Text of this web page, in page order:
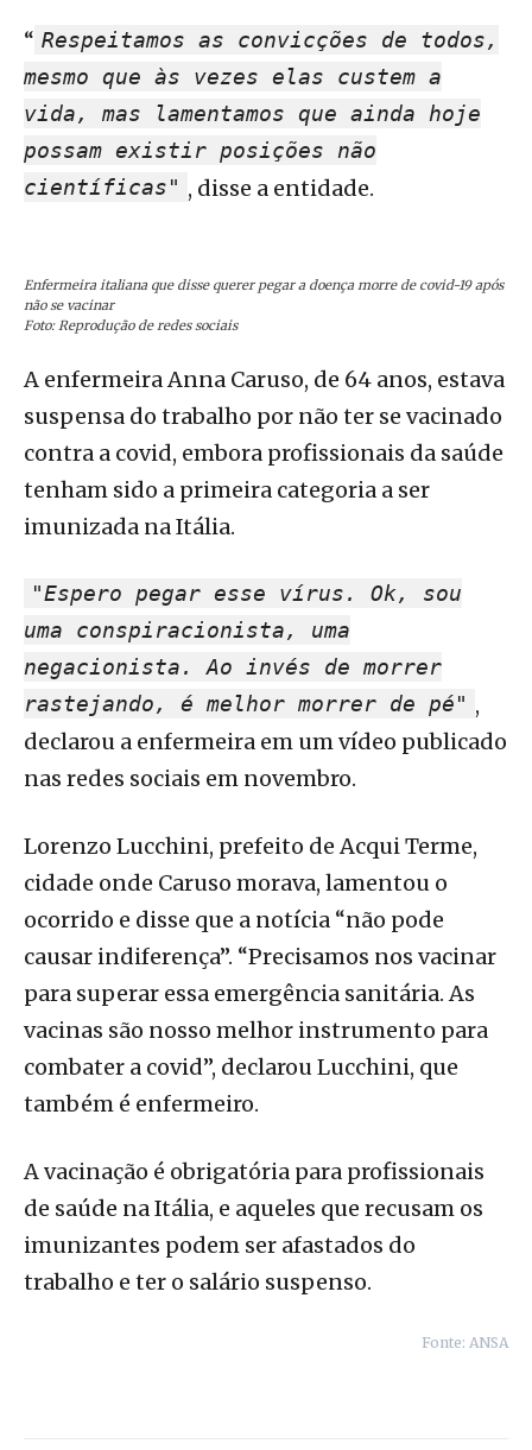
“ Respeitamos as convicções de todos,
mesmo que às vezes elas custem a
vida, mas lamentamos que ainda hoje
possam existir posições não
científicas" , disse a entidade.
Enfermeira italiana que disse querer pegar a doença morre de covid-19 após
não se vacinar
Foto: Reprodução de redes sociais
A enfermeira Anna Caruso, de 64 anos, estava
suspensa do trabalho por não ter se vacinado
contra a covid, embora profissionais da saúde
tenham sido a primeira categoria a ser
imunizada na Itália.
"Espero pegar esse vírus. Ok, sou
uma conspiracionista, uma
negacionista. Ao invés de morrer
rastejando, é melhor morrer de pé" ,
declarou a enfermeira em um vídeo publicado
nas redes sociais em novembro.
Lorenzo Lucchini, prefeito de Acqui Terme,
cidade onde Caruso morava, lamentou o
ocorrido e disse que a notícia “não pode
causar indiferença”. “Precisamos nos vacinar
para superar essa emergência sanitária. As
vacinas são nosso melhor instrumento para
combater a covid”, declarou Lucchini, que
também é enfermeiro.
A vacinação é obrigatória para profissionais
de saúde na Itália, e aqueles que recusam os
imunizantes podem ser afastados do
trabalho e ter o salário suspenso.
Fonte: ANSA